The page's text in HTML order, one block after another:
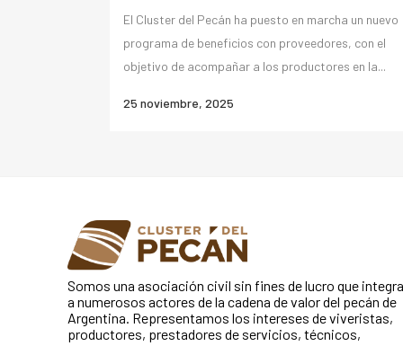
El Cluster del Pecán ha puesto en marcha un nuevo
programa de beneficios con proveedores, con el
objetivo de acompañar a los productores en la...
25 noviembre, 2025
Somos una asociación civil sin fines de lucro que integra
a numerosos actores de la cadena de valor del pecán de
Argentina. Representamos los intereses de viveristas,
productores, prestadores de servicios, técnicos,